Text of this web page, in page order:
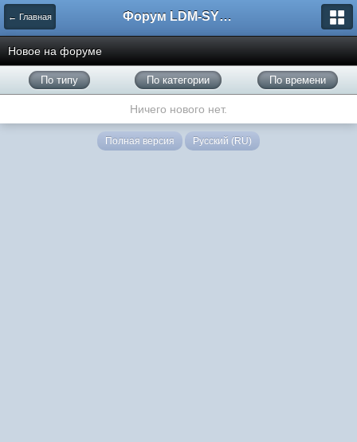
← Главная Форум LDM-SYSTEMS
Новое на форуме
По типу По категории По времени
Ничего нового нет.
Полная версия Русский (RU)